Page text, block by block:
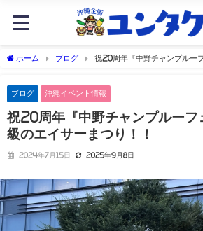
ホーム ブログ
祝20周年『中野チャンプルー
ブログ 沖縄イベント情報
祝20周年『中野チャンプルーフ
級のエイサーまつり！！
2024年7月15日 2025年9月8日